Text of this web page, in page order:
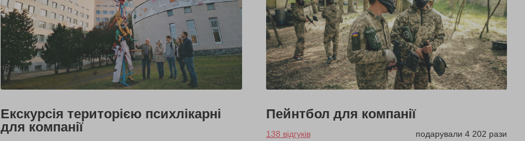
Екскурсія територією психлікарні
для компанії
Пейнтбол для компанії
138 відгуків
подарували 4 202 рази